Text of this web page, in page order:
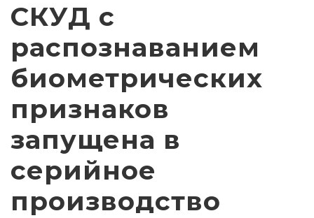
СКУД с
распознаванием
биометрических
признаков
запущена в
серийное
производство